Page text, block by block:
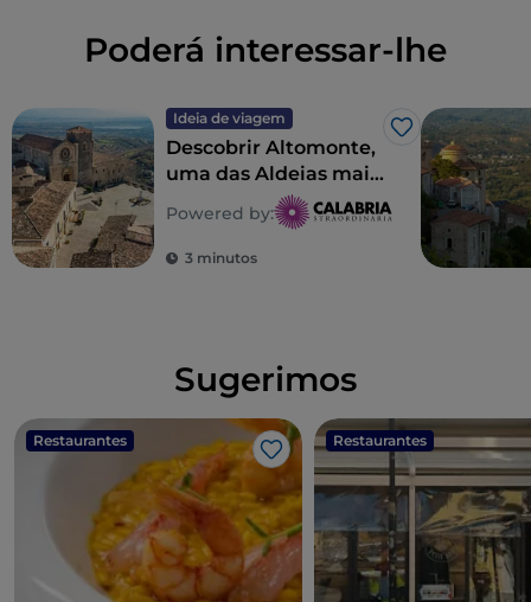
Poderá interessar-lhe
Ideia de viagem
Gosto
Descobrir Altomonte,
uma das Aldeias mais
belas de Itália
Powered by:
3 minutos
Sugerimos
Restaurantes
Gosto
Restaurantes